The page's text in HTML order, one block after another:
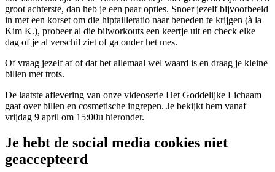
groot achterste, dan heb je een paar opties. Snoer jezelf bijvoorbeeld
in met een korset om die hiptailleratio naar beneden te krijgen (à la
Kim K.), probeer al die bilworkouts een keertje uit en check elke
dag of je al verschil ziet of ga onder het mes.
Of vraag jezelf af of dat het allemaal wel waard is en draag je kleine
billen met trots.
De laatste aflevering van onze videoserie Het Goddelijke Lichaam
gaat over billen en cosmetische ingrepen. Je bekijkt hem vanaf
vrijdag 9 april om 15:00u hieronder.
Je hebt de social media cookies niet
geaccepteerd